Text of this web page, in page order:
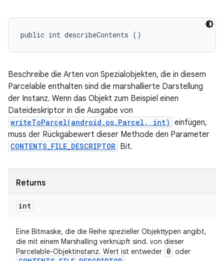
public int describeContents ()
Beschreibe die Arten von Spezialobjekten, die in diesem
Parcelable enthalten sind die marshallierte Darstellung
der Instanz. Wenn das Objekt zum Beispiel einen
Dateideskriptor in die Ausgabe von
writeToParcel(android.os.Parcel, int) einfügen,
muss der Rückgabewert dieser Methode den Parameter
CONTENTS_FILE_DESCRIPTOR Bit.
Returns
int
Eine Bitmaske, die die Reihe spezieller Objekttypen angibt,
die mit einem Marshalling verknüpft sind. von dieser
Parcelable-Objektinstanz. Wert ist entweder 0 oder